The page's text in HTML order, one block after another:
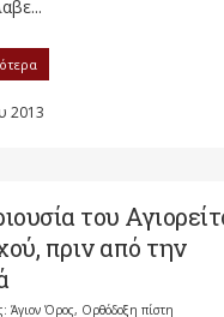
2013
του
πριν από την
Άγιον Όρος, Ορθόδοξη πίστη